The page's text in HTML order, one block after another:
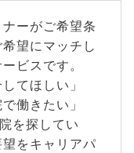
ーがご希望条
望にマッチし
ビスです。
てほしい」
働きたい」
を探してい
をキャリアパ